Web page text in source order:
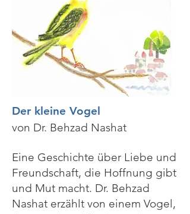
Der kleine Vogel
von Dr. Behzad Nashat
Eine Geschichte über Liebe und
Freundschaft, die Hoffnung gibt
und Mut macht. Dr. Behzad
Nashat erzählt von einem Vogel,